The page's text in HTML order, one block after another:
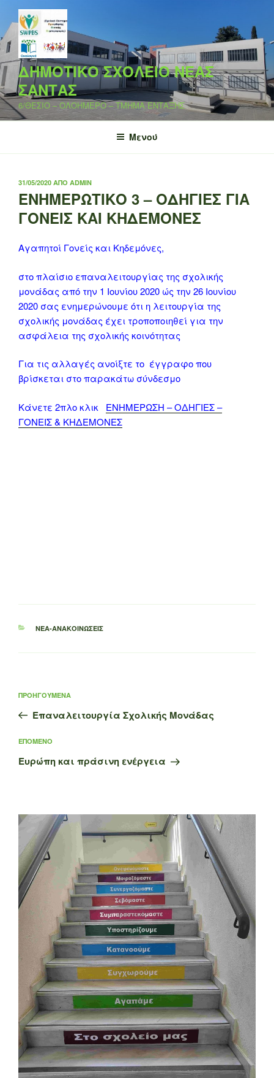
Μετάβαση
στο
περιεχόμενο
ΔΗΜΟΤΙΚΟ ΣΧΟΛΕΙΟ ΝΕΑΣ
ΣΑΝΤΑΣ
6/ΘΕΣΙΟ – ΟΛΟΗΜΕΡΟ – ΤΜΗΜΑ ΕΝΤΑΞΗΣ
Μενού
ΔΗΜΟΣΙΕΎΤΗΚΕ
ΣΤΙΣ
31/05/2020 ΑΠΌ ADMIN
ΕΝΗΜΕΡΩΤΙΚΟ 3 – ΟΔΗΓΙΕΣ ΓΙΑ
ΓΟΝΕΙΣ ΚΑΙ ΚΗΔΕΜΟΝΕΣ
Αγαπητοί Γονείς και Κηδεμόνες,
στο πλαίσιο επαναλειτουργίας της σχολικής
μονάδας από την 1 Ιουνίου 2020 ώς την 26 Ιουνίου
2020 σας ενημερώνουμε ότι η λειτουργία της
σχολικής μονάδας έχει τροποποιηθεί για την
ασφάλεια της σχολικής κοινότητας
Για τις αλλαγές ανοίξτε το έγγραφο που
βρίσκεται στο παρακάτω σύνδεσμο
Κάνετε 2πλο κλικ ΕΝΗΜΕΡΩΣΗ – ΟΔΗΓΙΕΣ –
ΓΟΝΕΙΣ & ΚΗΔΕΜΟΝΕΣ
ΚΑΤΗΓΟΡΊΕΣ
ΝΈΑ-ΑΝΑΚΟΙΝΏΣΕΙΣ
άρθρων
Προηγούμενο
άρθρο
ΠΡΟΗΓΟΎΜΕΝΑ
Επαναλειτουργία Σχολικής Μονάδας
Επόμενο
άρθρο
ΕΠΌΜΕΝΟ
Ευρώπη και πράσινη ενέργεια